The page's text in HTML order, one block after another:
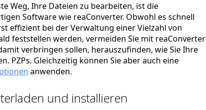
Weg, Ihre Dateien zu bearbeiten, ist die
Software wie reaConverter. Obwohl es schnell
effizient bei der Verwaltung einer Vielzahl von
feststellen werden, vermeiden Sie mit reaConverter
verbringen sollen, herauszufinden, wie Sie Ihre
PZPs. Gleichzeitig können Sie aber auch eine
anwenden.
und installieren